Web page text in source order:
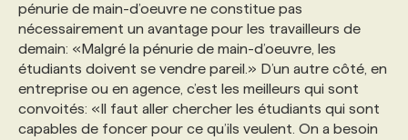
pénurie de main-d’oeuvre ne constitue pas
nécessairement un avantage pour les travailleurs de
demain: «Malgré la pénurie de main-d’oeuvre, les
étudiants doivent se vendre pareil.» D’un autre côté, en
entreprise ou en agence, c’est les meilleurs qui sont
convoités: «Il faut aller chercher les étudiants qui sont
capables de foncer pour ce qu’ils veulent. On a besoin